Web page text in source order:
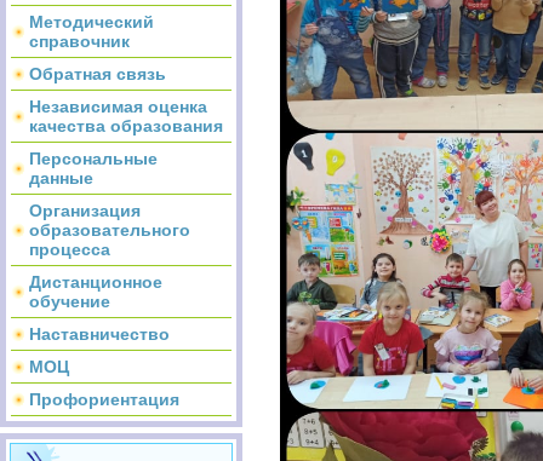
Методический
справочник
Обратная связь
Независимая оценка
качества образования
Персональные
данные
Организация
образовательного
процесса
Дистанционное
обучение
Наставничество
МОЦ
Профориентация